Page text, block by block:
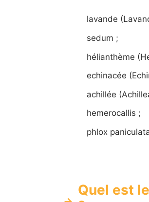
lavande
sedum ;
hélianthème
echinacée
achillée
hemerocallis ;
phlox
Quel est